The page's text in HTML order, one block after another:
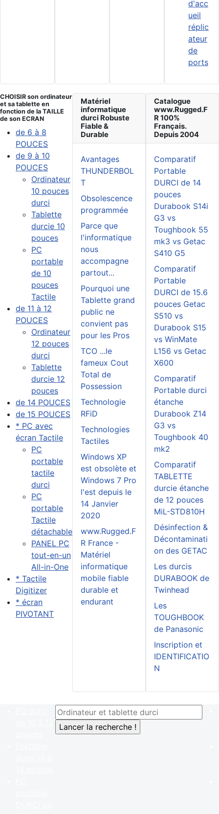
d'acc
ueil
réplic
ateur
de
ports
CHOISIR son ordinateur
et sa tablette en
fonction de la TAILLE
de son ECRAN
de 6 à 8
POUCES
de 9 à 10
POUCES
Ordinateur
10 pouces
durci
Tablette
durcie 10
pouces
PC
portable
de 10
pouces
Tactile
de 11 à 12
POUCES
Ordinateur
12 pouces
durci
Tablette
durcie 12
pouces
de 14 POUCES
de 15 POUCES
* PC avec
écran Tactile
PC
portable
tactile
durci
PC
portable
Tactile
détachable
PANEL PC
tout-en-un
All-in-One
* Tactile
Digitizer
* écran
PIVOTANT
Matériel
informatique
durci Robuste
Fiable &
Durable
Avantages
THUNDERBOL
T
Obsolescence
programmée
Parce que
l'informatique
nous
accompagne
partout...
Pourquoi une
Tablette grand
public ne
convient pas
pour les Pros
TCO ...le
fameux Cout
Total de
Possession
Technologie
RFiD
Technologies
Tactiles
Windows XP
est obsolète et
Windows 7 Pro
l'est depuis le
14 Janvier
2020
www.Rugged.F
R France -
Matériel
informatique
mobile fiable
durable et
endurant
Catalogue
www.Rugged.F
R 100%
Français.
Depuis 2004
Comparatif
Portable
DURCI de 14
pouces
Durabook S14i
G3 vs
Toughbook 55
mk3 vs Getac
S410 G5
Comparatif
Portable
DURCI de 15.6
pouces Getac
S510 vs
Durabook S15
vs WinMate
L156 vs Getac
X600
Comparatif
Portable durci
étanche
Durabook Z14
G3 vs
Toughbook 40
mk2
Comparatif
TABLETTE
durcie étanche
de 12 pouces
MiL-STD810H
Désinfection &
Décontaminati
on des GETAC
Les durcis
DURABOOK de
Twinhead
Les
TOUGHBOOK
de Panasonic
Inscription et
IDENTIFICATIO
N